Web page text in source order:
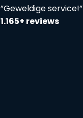
”Geweldige service!”
1.165+ reviews